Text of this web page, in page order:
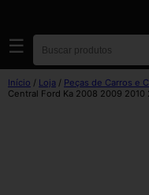
☰
Início / Loja / Peças de Carros e
Central Ford Ka 2008 2009 2010